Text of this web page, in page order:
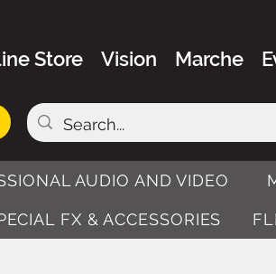
Store Vision Marche
AUDIO AND VIDEO
FX & ACCESSORIES